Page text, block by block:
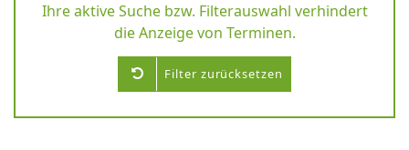
Ihre aktive Suche bzw. Filterauswahl verhindert
die Anzeige von Terminen.
Filter zurücksetzen